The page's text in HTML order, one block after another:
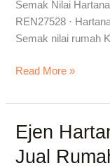
Semak Nilai
REN27528 ·
Semak nilai rumah
Johor
Read More »
Ejen
Jual
Ejen
Hartanah
Kangkar